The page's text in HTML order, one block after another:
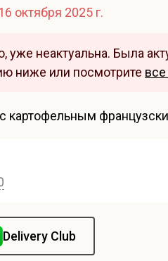
октября 2025 г.
неактуальна. Была
ниже или посмотрите
картофельным
Delivery Club